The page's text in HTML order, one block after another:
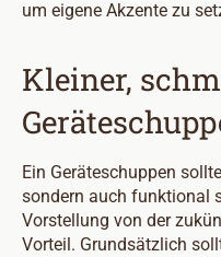
um eigene Akzente zu
Kleiner,
Ein Geräteschuppen
sondern auch funktional
Vorstellung von der
Vorteil. Grundsätzlich